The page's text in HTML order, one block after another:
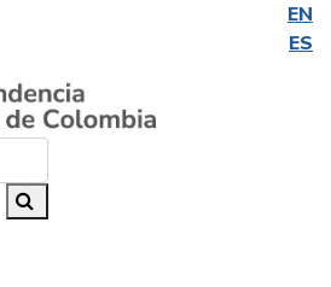
EN
ES